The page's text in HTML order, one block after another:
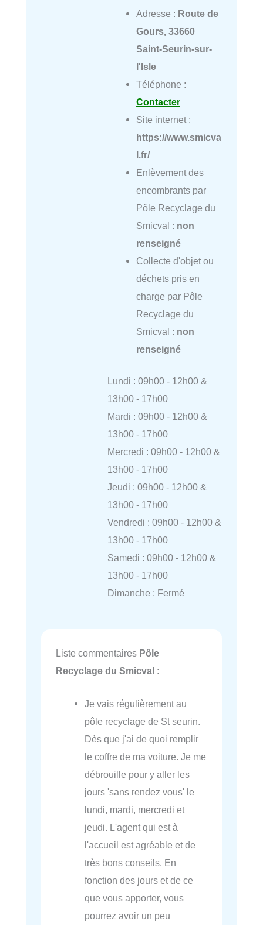
Adresse : Route de
Gours, 33660
Saint-Seurin-sur-
l'Isle
Téléphone :
Contacter
Site internet :
https://www.smicva
l.fr/
Enlèvement des
encombrants par
Pôle Recyclage du
Smicval : non
renseigné
Collecte d'objet ou
déchets pris en
charge par Pôle
Recyclage du
Smicval : non
renseigné
Lundi : 09h00 - 12h00 &
13h00 - 17h00
Mardi : 09h00 - 12h00 &
13h00 - 17h00
Mercredi : 09h00 - 12h00 &
13h00 - 17h00
Jeudi : 09h00 - 12h00 &
13h00 - 17h00
Vendredi : 09h00 - 12h00 &
13h00 - 17h00
Samedi : 09h00 - 12h00 &
13h00 - 17h00
Dimanche : Fermé
Liste commentaires Pôle
Recyclage du Smicval :
Je vais régulièrement au
pôle recyclage de St seurin.
Dès que j'ai de quoi remplir
le coffre de ma voiture. Je me
débrouille pour y aller les
jours 'sans rendez vous' le
lundi, mardi, mercredi et
jeudi. L'agent qui est à
l'accueil est agréable et de
très bons conseils. En
fonction des jours et de ce
que vous apporter, vous
pourrez avoir un peu